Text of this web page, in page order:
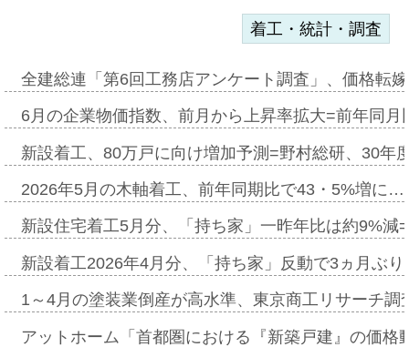
着工・統計・調査
全建総連「第6回工務店アンケート調査」、価格転
6月の企業物価指数、前月から上昇率拡大=前年同
新設着工、80万戸に向け増加予測=野村総研、30年
2026年5月の木軸着工、前年同期比で43・5%増に…
新設住宅着工5月分、「持ち家」一昨年比は約9%
新設着工2026年4月分、「持ち家」反動で3ヵ月ぶ
1～4月の塗装業倒産が高水準、東京商工リサーチ
アットホーム「首都圏における『新築戸建』の価